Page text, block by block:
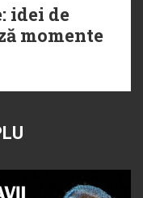
idei de
momente